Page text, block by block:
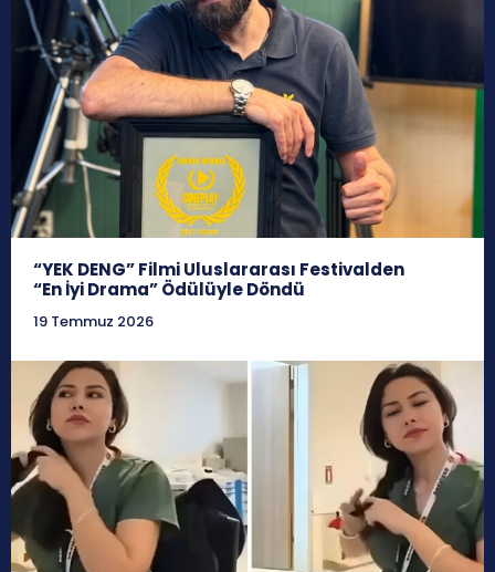
“YEK DENG” Filmi Uluslararası Festivalden
“En İyi Drama” Ödülüyle Döndü
19 Temmuz 2026